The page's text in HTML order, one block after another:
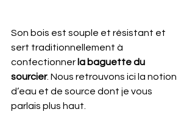
Son bois est souple et résistant et
sert traditionnellement à
confectionner la baguette du
sourcier. Nous retrouvons ici la notion
d’eau et de source dont je vous
parlais plus haut.